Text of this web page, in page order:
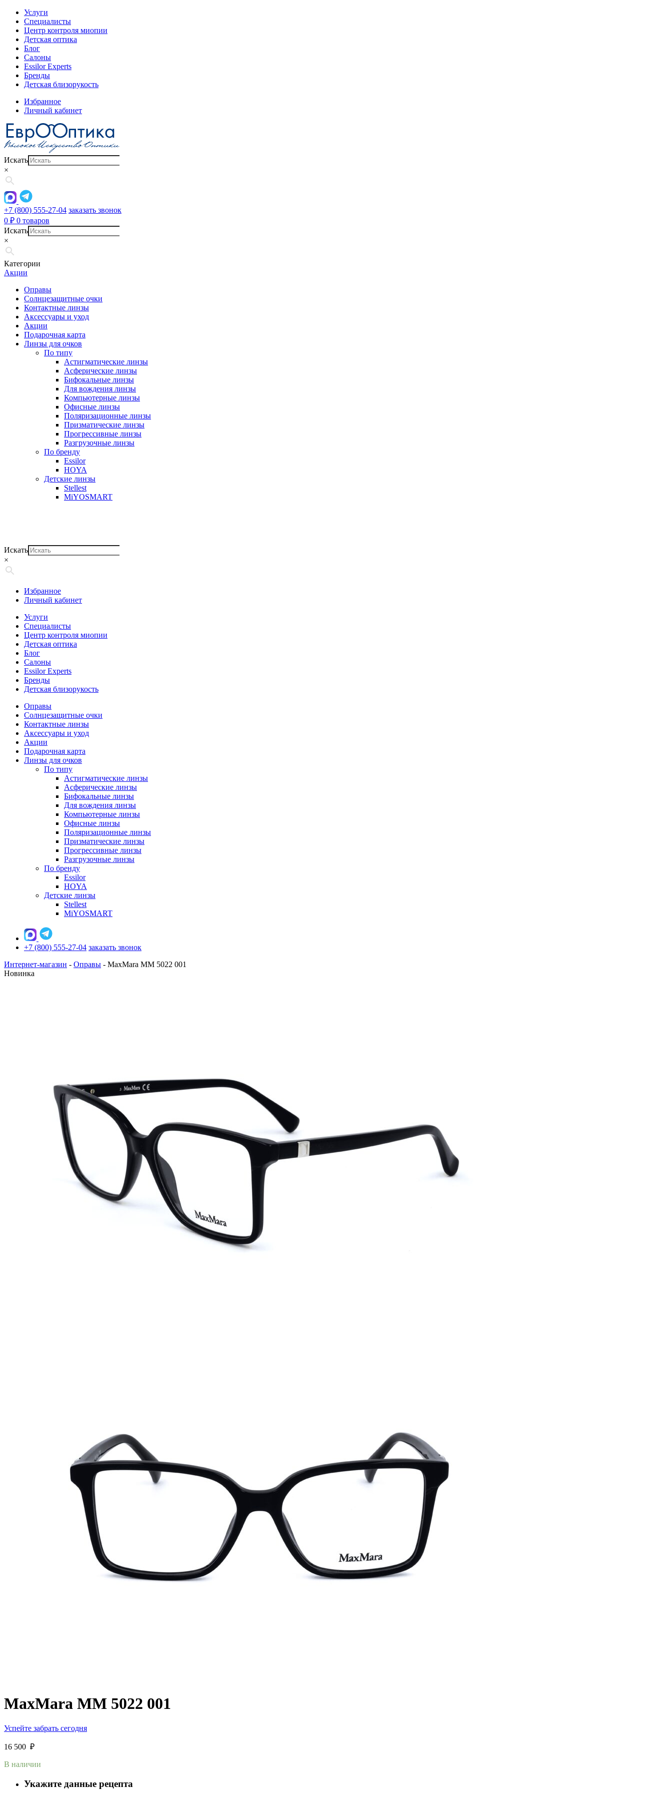
Услуги
Специалисты
Центр контроля миопии
Детская оптика
Блог
Салоны
Essilor Experts
Бренды
Детская близорукость
Избранное
Личный кабинет
Искать
×
+7 (800) 555-27-04 заказать звонок
0 ₽ 0 товаров
Искать
×
Категории
Акции
Оправы
Солнцезащитные очки
Контактные линзы
Аксессуары и уход
Акции
Подарочная карта
Линзы для очков
По типу
Астигматические линзы
Асферические линзы
Бифокальные линзы
Для вождения линзы
Компьютерные линзы
Офисные линзы
Поляризационные линзы
Призматические линзы
Прогрессивные линзы
Разгрузочные линзы
По бренду
Essilor
HOYA
Детские линзы
Stellest
MiYOSMART
Искать
×
Избранное
Личный кабинет
Услуги
Специалисты
Центр контроля миопии
Детская оптика
Блог
Салоны
Essilor Experts
Бренды
Детская близорукость
Оправы
Солнцезащитные очки
Контактные линзы
Аксессуары и уход
Акции
Подарочная карта
Линзы для очков
По типу
Астигматические линзы
Асферические линзы
Бифокальные линзы
Для вождения линзы
Компьютерные линзы
Офисные линзы
Поляризационные линзы
Призматические линзы
Прогрессивные линзы
Разгрузочные линзы
По бренду
Essilor
HOYA
Детские линзы
Stellest
MiYOSMART
+7 (800) 555-27-04 заказать звонок
Интернет-магазин - Оправы - MaxMara MM 5022 001
Новинка
MaxMara MM 5022 001
Успейте забрать сегодня
16 500 ₽
В наличии
Укажите данные рецепта